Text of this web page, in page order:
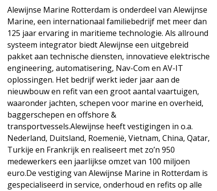
Alewijnse Marine Rotterdam is onderdeel van Alewijnse
Marine, een internationaal familiebedrijf met meer dan
125 jaar ervaring in maritieme technologie. Als allround
systeem integrator biedt Alewijnse een uitgebreid
pakket aan technische diensten, innovatieve elektrische
engineering, automatisering, Nav-Com en AV-IT
oplossingen. Het bedrijf werkt ieder jaar aan de
nieuwbouw en refit van een groot aantal vaartuigen,
waaronder jachten, schepen voor marine en overheid,
baggerschepen en offshore &
transportvessels.Alewijnse heeft vestigingen in o.a.
Nederland, Duitsland, Roemenië, Vietnam, China, Qatar,
Turkije en Frankrijk en realiseert met zo’n 950
medewerkers een jaarlijkse omzet van 100 miljoen
euro.De vestiging van Alewijnse Marine in Rotterdam is
gespecialiseerd in service, onderhoud en refits op alle